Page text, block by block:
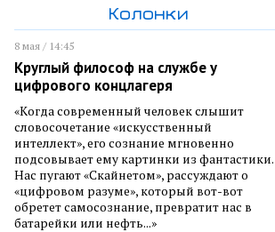
Колонки
8 мая / 14:45
Круглый философ на службе у
цифрового концлагеря
«Когда современный человек слышит
словосочетание «искусственный
интеллект», его сознание мгновенно
подсовывает ему картинки из фантастики.
Нас пугают «Скайнетом», рассуждают о
«цифровом разуме», который вот-вот
обретет самосознание, превратит нас в
батарейки или нефть...»